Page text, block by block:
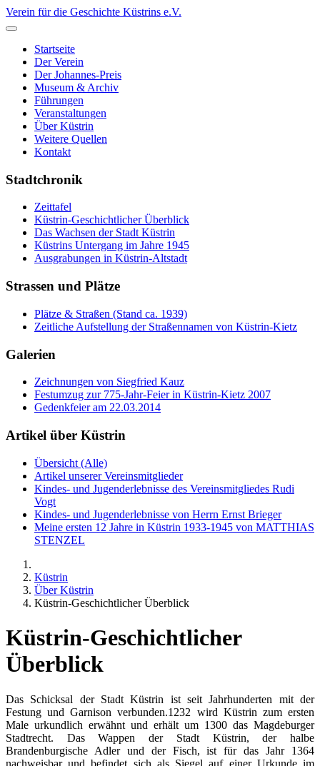
Verein für die Geschichte Küstrins e.V.
Startseite
Der Verein
Der Johannes-Preis
Museum & Archiv
Führungen
Veranstaltungen
Über Küstrin
Weitere Quellen
Kontakt
Stadtchronik
Zeittafel
Küstrin-Geschichtlicher Überblick
Das Wachsen der Stadt Küstrin
Küstrins Untergang im Jahre 1945
Ausgrabungen in Küstrin-Altstadt
Strassen und Plätze
Plätze & Straßen (Stand ca. 1939)
Zeitliche Aufstellung der Straßennamen von Küstrin-Kietz
Galerien
Zeichnungen von Siegfried Kauz
Festumzug zur 775-Jahr-Feier in Küstrin-Kietz 2007
Gedenkfeier am 22.03.2014
Artikel über Küstrin
Übersicht (Alle)
Artikel unserer Vereinsmitglieder
Kindes- und Jugenderlebnisse des Vereinsmitgliedes Rudi
Vogt
Kindes- und Jugenderlebnisse von Herrn Ernst Brieger
Meine ersten 12 Jahre in Küstrin 1933-1945 von MATTHIAS
STENZEL
Küstrin
Über Küstrin
Küstrin-Geschichtlicher Überblick
Küstrin-Geschichtlicher
Überblick
Das Schicksal der Stadt Küstrin ist seit Jahrhunderten mit der
Festung und Garnison verbunden.1232 wird Küstrin zum ersten
Male urkundlich erwähnt und erhält um 1300 das Magdeburger
Stadtrecht. Das Wappen der Stadt Küstrin, der halbe
Brandenburgische Adler und der Fisch, ist für das Jahr 1364
nachweisbar und befindet sich als Siegel auf einer Urkunde im